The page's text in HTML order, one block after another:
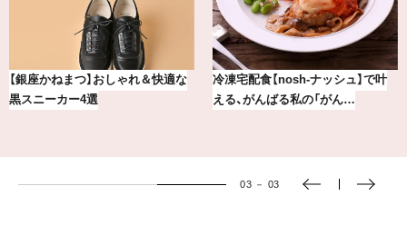
冷凍宅配食【nosh-ナッシュ】で叶
える、がんばる私の「がん…
【8月前半の運勢】12星座別ラッキー
カラー＆開運ジュエリー
01 － 03